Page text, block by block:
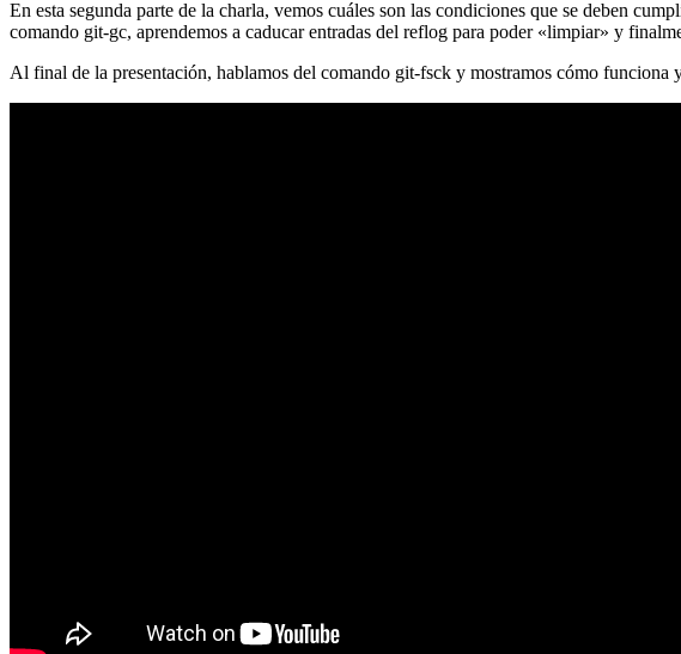
En esta segunda parte de la charla, vemos cuáles son las condiciones que se deben
comando git-gc, aprendemos a caducar entradas del reflog para poder «limpiar» y
Al final de la presentación, hablamos del comando git-fsck y mostramos cómo funciona